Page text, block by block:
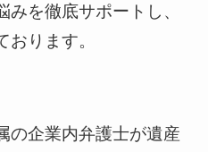
を徹底サポートし、
ります。
企業内弁護士が遺産